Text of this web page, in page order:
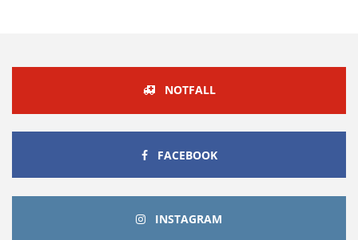
NOTFALL
FACEBOOKFACEBOOK
INSTAGRAM